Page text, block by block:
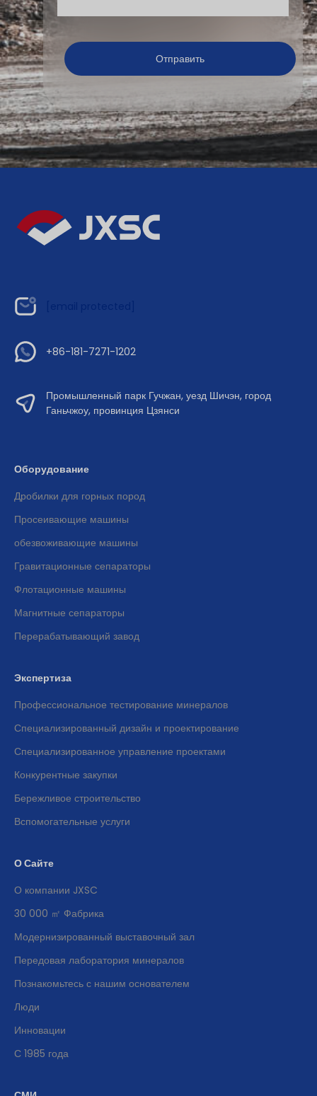
+86-181-7271-1202
Промышленный парк Гучжан, уезд Шичэн, город
Ганьчжоу, провинция Цзянси
Оборудование
Дробилки для горных пород
Просеивающие машины
обезвоживающие машины
Гравитационные сепараторы
Флотационные машины
Магнитные сепараторы
Перерабатывающий завод
Экспертиза
Профессиональное тестирование минералов
Специализированный дизайн и проектирование
Специализированное управление проектами
Конкурентные закупки
Бережливое строительство
Вспомогательные услуги
О Сайте
О компании JXSC
30 000 ㎡ Фабрика
Модернизированный выставочный зал
Передовая лаборатория минералов
Познакомьтесь с нашим основателем
Люди
Инновации
С 1985 года